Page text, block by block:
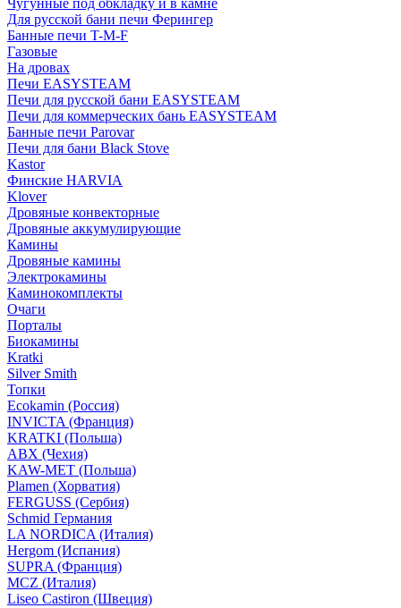
Чугунные под обкладку и в камне
Для русской бани печи Ферингер
Банные печи T-M-F
Газовые
На дровах
Печи EASYSTEAM
Печи для русской бани EASYSTEAM
Печи для коммерческих бань EASYSTEAM
Банные печи Parovar
Печи для бани Black Stove
Kastor
Финские HARVIA
Klover
Дровяные конвекторные
Дровяные аккумулирующие
Камины
Дровяные камины
Электрокамины
Каминокомплекты
Очаги
Порталы
Биокамины
Kratki
Silver Smith
Топки
Ecokamin (Россия)
INVICTA (Франция)
KRATKI (Польша)
ABX (Чехия)
KAW-MET (Польша)
Plamen (Хорватия)
FERGUSS (Сербия)
Schmid Германия
LA NORDICA (Италия)
Hergom (Испания)
SUPRA (Франция)
MCZ (Италия)
Liseo Castiron (Швеция)